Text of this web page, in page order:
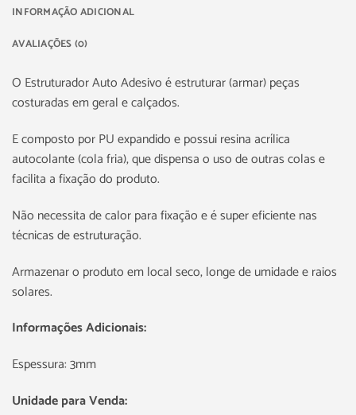
INFORMAÇÃO ADICIONAL
AVALIAÇÕES (0)
O Estruturador Auto Adesivo é estruturar (armar) peças
costuradas em geral e calçados.
E composto por PU expandido e possui resina acrílica
autocolante (cola fria), que dispensa o uso de outras colas e
facilita a fixação do produto.
Não necessita de calor para fixação e é super eficiente nas
técnicas de estruturação.
Armazenar o produto em local seco, longe de umidade e raios
solares.
Informações Adicionais:
Espessura: 3mm
Unidade para Venda: